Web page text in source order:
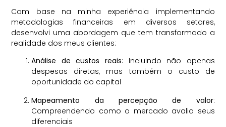
Com base na minha experiência implementando
metodologias financeiras em diversos setores,
desenvolvi uma abordagem que tem transformado a
realidade dos meus clientes:
Análise de custos reais: Incluindo não apenas
despesas diretas, mas também o custo de
oportunidade do capital
Mapeamento da percepção de valor:
Compreendendo como o mercado avalia seus
diferenciais